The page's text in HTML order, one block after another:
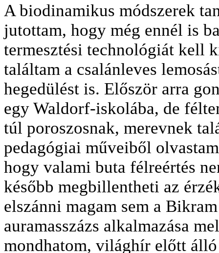
A biodinamikus módszerek
jutottam, hogy még ennél is
termesztési technológiát kell
találtam a csalánleves
hegedülést is. Először arra
egy Waldorf-iskolába, de
túl poroszosnak, merevnek
pedagógiai műveiből
hogy valami buta félreértés
később megbillentheti az
elszánni magam sem a
auramasszázs alkalmazása
mondhatom, világhír előtt